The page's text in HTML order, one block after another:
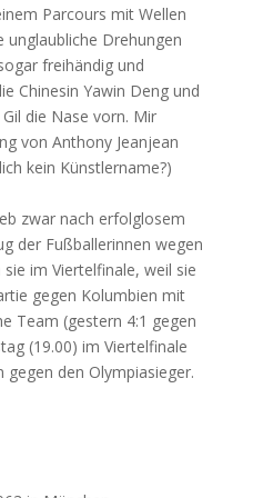
Parcours mit Wellen
unglaubliche Drehungen
freihändig und
Chinesin Yawin Deng und
die Nase vorn. Mir
von Anthony Jeanjean
kein Künstlername?)
zwar nach erfolglosem
der Fußballerinnen wegen
im Viertelfinale, weil sie
gegen Kolumbien mit
Team (gestern 4:1 gegen
(19.00) im Viertelfinale
den Olympiasieger.